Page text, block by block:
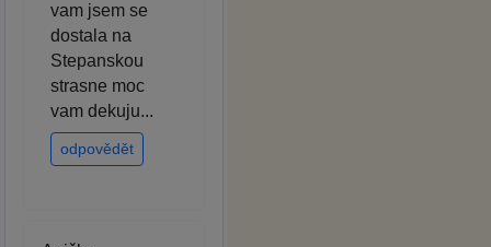
vam jsem se
dostala na
Stepanskou
strasne moc
vam dekuju...
odpovědět